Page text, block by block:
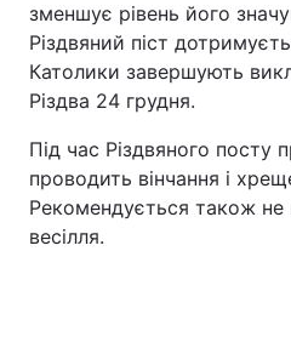
зменшує рівень його
Різдвяний піст
Католики завершують
Різдва 24 грудня.
Під час Різдвяного посту
проводить вінчання і
Рекомендується також не
весілля.